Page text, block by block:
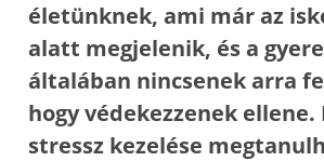
életünknek, ami már az
alatt megjelenik, és a
általában nincsenek arra
hogy védekezzenek ellene.
stressz kezelése